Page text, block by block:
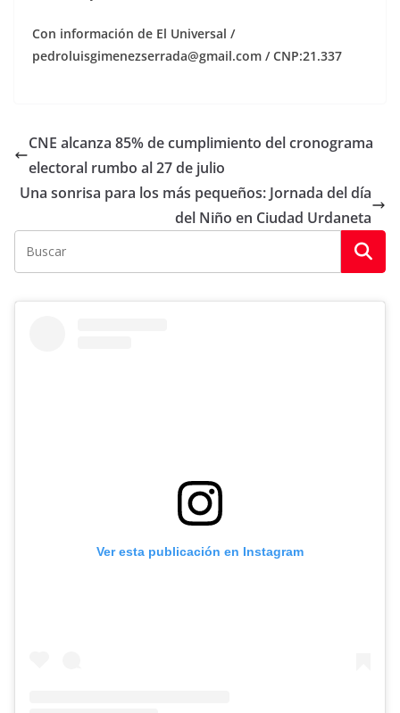
Con información de El Universal /
pedroluisgimenezserrada@gmail.com / CNP:21.337
CNE alcanza 85% de cumplimiento del cronograma
electoral rumbo al 27 de julio
Una sonrisa para los más pequeños: Jornada del día
del Niño en Ciudad Urdaneta
Ver esta publicación en Instagram